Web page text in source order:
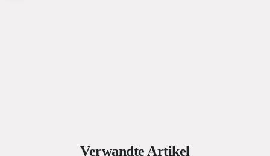
Verwandte Artikel